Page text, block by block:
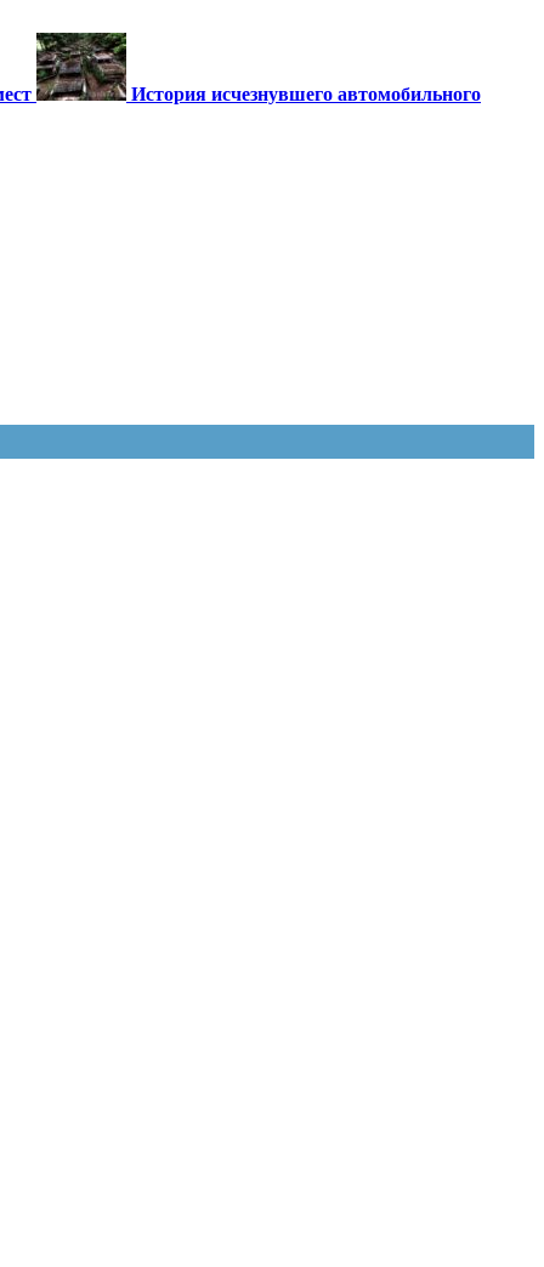
История исчезнувшего автомобильного